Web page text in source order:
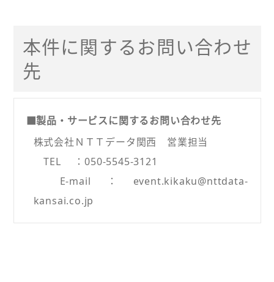
本件に関するお問い合わせ
先
■製品・サービスに関するお問い合わせ先
株式会社ＮＴＴデータ関西 営業担当
TEL ：050-5545-3121
E-mail：event.kikaku@nttdata-
kansai.co.jp